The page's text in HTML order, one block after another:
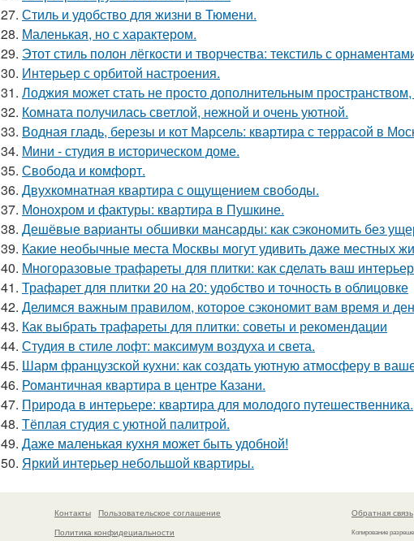
27. Стиль и удобство для жизни в Тюмени.
28. Маленькая, но с характером.
29. Этот стиль полон лёгкости и творчества: текстиль с
30. Интерьер с орбитой настроения.
31. Лоджия может стать не просто дополнительным
32. Комната получилась светлой, нежной и очень уютной.
33. Водная гладь, березы и кот Марсель: квартира с террасой в
34. Мини - студия в историческом доме.
35. Свобода и комфорт.
36. Двухкомнатная квартира с ощущением свободы.
37. Монохром и фактуры: квартира в Пушкине.
38. Дешёвые варианты обшивки мансарды: как сэкономить без
39. Какие необычные места Москвы могут удивить даже местных
40. Многоразовые трафареты для плитки: как сделать ваш
41. Трафарет для плитки 20 на 20: удобство и точность в облицовке
42. Делимся важным правилом, которое сэкономит вам время и
43. Как выбрать трафареты для плитки: советы и рекомендации
44. Студия в стиле лофт: максимум воздуха и света.
45. Шарм французской кухни: как создать уютную атмосферу в
46. Романтичная квартира в центре Казани.
47. Природа в интерьере: квартира для молодого путешественника.
48. Тёплая студия с уютной палитрой.
49. Даже маленькая кухня может быть удобной!
50. Яркий интерьер небольшой квартиры.
Контакты
Пользовательское соглашение
Политика конфидециальности
Обратная связь
Копирование